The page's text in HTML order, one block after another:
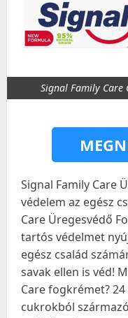
Signal Family
Signal Family Care
védelem az egész
Care Üregesvédő
tartós védelmet
egész család
savak ellen is véd!
Care fogkrémet?
cukrokból